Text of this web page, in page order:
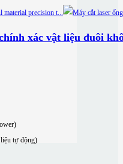
xác vật liệu đuôi
tự động)